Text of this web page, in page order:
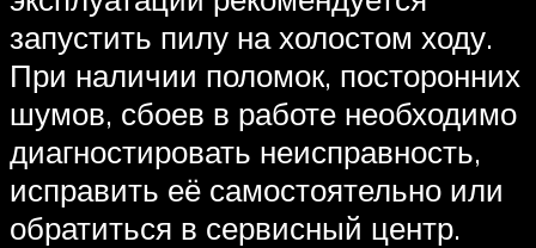
запустить пилу на холостом ходу.
При наличии поломок, посторонних
шумов, сбоев в работе необходимо
диагностировать неисправность,
исправить её самостоятельно или
обратиться в сервисный центр.